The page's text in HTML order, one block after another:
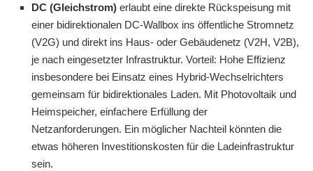
DC (Gleichstrom) erlaubt eine direkte Rückspeisung mit
einer bidirektionalen DC-Wallbox ins öffentliche Stromnetz
(V2G) und direkt ins Haus- oder Gebäudenetz (V2H, V2B),
je nach eingesetzter Infrastruktur. Vorteil: Hohe Effizienz
insbesondere bei Einsatz eines Hybrid-Wechselrichters
gemeinsam für bidirektionales Laden. Mit Photovoltaik und
Heimspeicher, einfachere Erfüllung der
Netzanforderungen. Ein möglicher Nachteil könnten die
etwas höheren Investitionskosten für die Ladeinfrastruktur
sein.